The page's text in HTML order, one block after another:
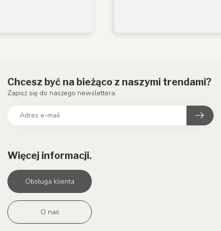
Więcej informacji.
Obsługa klienta
O nas
Chcesz być na bieżąco z naszymi trendami?
Zapisz się do naszego newslettera.